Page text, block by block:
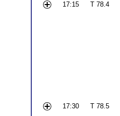
17:15 T 78.4
17:30 T 78.5